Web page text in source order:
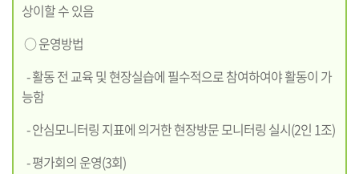
상이할 수 있음
○ 운영방법
- 활동 전 교육 및 현장실습에 필수적으로 참여하여야 활동이 가
능함
- 안심모니터링 지표에 의거한 현장방문 모니터링 실시(2인 1조)
- 평가회의 운영(3회)